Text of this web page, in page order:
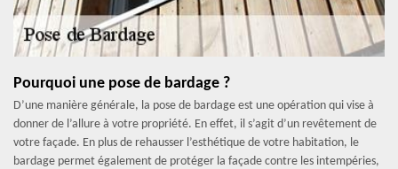
Pourquoi une pose de bardage ?
D’une manière générale, la pose de bardage est une opération qui vise à
donner de l’allure à votre propriété. En effet, il s’agit d’un revêtement de
votre façade. En plus de rehausser l’esthétique de votre habitation, le
bardage permet également de protéger la façade contre les intempéries,